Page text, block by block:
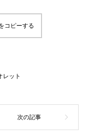
コピーする
レット